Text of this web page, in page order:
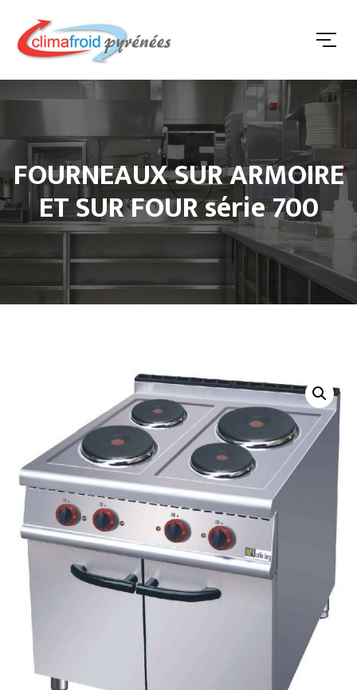
FOURNEAUX SUR ARMOIRE
ET SUR FOUR série 700